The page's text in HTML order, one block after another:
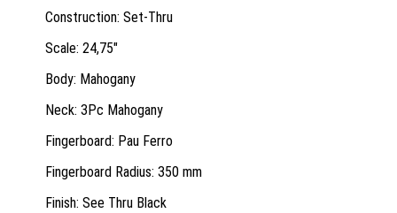
Construction: Set-Thru
Scale: 24,75″
Body: Mahogany
Neck: 3Pc Mahogany
Fingerboard: Pau Ferro
Fingerboard Radius: 350 mm
Finish: See Thru Black